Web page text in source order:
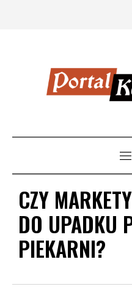
CZY
DO UPADKU
PIEKARNI?